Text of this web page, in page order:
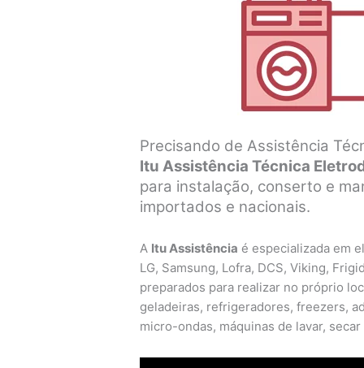
Precisando de Assistência
Itu Assistência Técnica
para instalação, conserto e
importados e nacionais.
A Itu Assistência é especializada em
LG, Samsung, Lofra, DCS, Viking,
preparados para realizar no próprio
geladeiras, refrigeradores, freezers,
micro-ondas, máquinas de lavar, secar